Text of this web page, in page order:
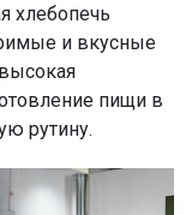
хлебопечь
и вкусные
пищи в
рутину.